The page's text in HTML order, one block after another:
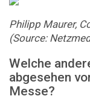
Philipp Maurer,
(Source:
Welche
abgesehen
Messe?